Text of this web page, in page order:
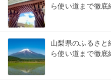
ら使い道まで徹底
山梨県のふるさ
ら使い道まで徹底